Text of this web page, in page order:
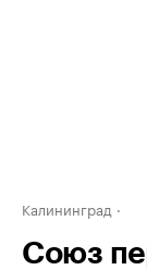
Калининград
Союз